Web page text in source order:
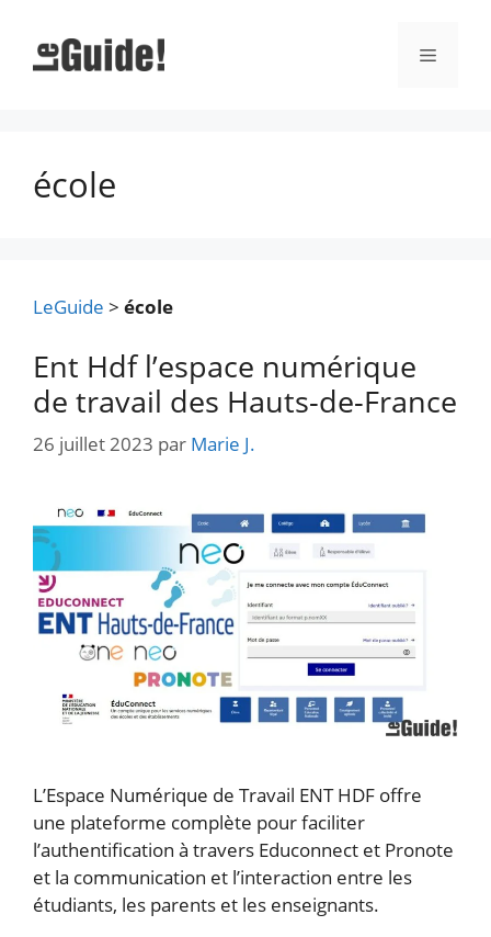
contenu
Menu
école
LeGuide > école
Ent Hdf l’espace numérique
de travail des Hauts-de-France
26 juillet 2023 par Marie J.
L’Espace Numérique de Travail ENT HDF offre
une plateforme complète pour faciliter
l’authentification à travers Educonnect et Pronote
et la communication et l’interaction entre les
étudiants, les parents et les enseignants.